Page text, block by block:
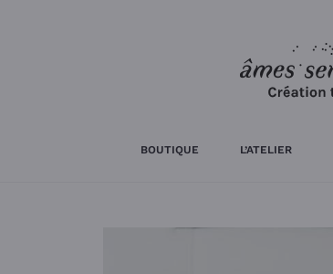
BOUTIQUE L’ATELIER